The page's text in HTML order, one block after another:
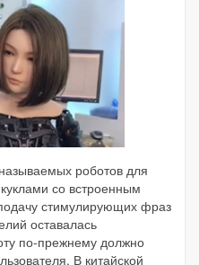
роботов для
со встроенным
стимулирующих фраз
оставалась
по-прежнему должно
В китайской